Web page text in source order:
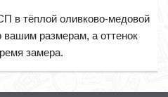
в тёплой оливково-медовой
вашим размерам, а оттенок
замера.